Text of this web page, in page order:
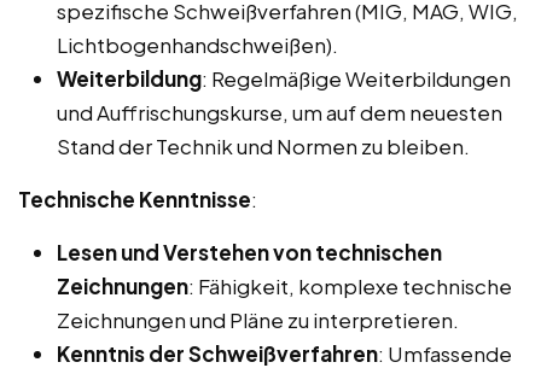
spezifische Schweißverfahren (MIG, MAG, WIG,
Lichtbogenhandschweißen).
Weiterbildung: Regelmäßige Weiterbildungen
und Auffrischungskurse, um auf dem neuesten
Stand der Technik und Normen zu bleiben.
Technische Kenntnisse:
Lesen und Verstehen von technischen
Zeichnungen: Fähigkeit, komplexe technische
Zeichnungen und Pläne zu interpretieren.
Kenntnis der Schweißverfahren: Umfassende